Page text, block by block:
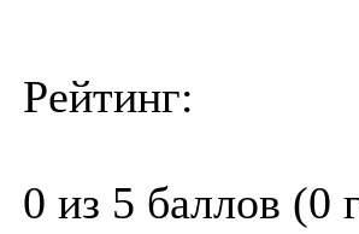
Рейтинг:
0 из 5 баллов (0